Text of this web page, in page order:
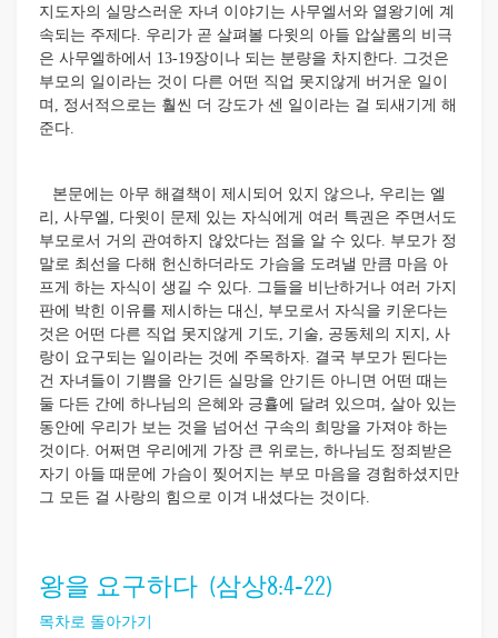
지도자의 실망스러운 자녀 이야기는 사무엘서와 열왕기에 계
속되는 주제다. 우리가 곧 살펴볼 다윗의 아들 압살롬의 비극
은 사무엘하에서 13-19장이나 되는 분량을 차지한다. 그것은
부모의 일이라는 것이 다른 어떤 직업 못지않게 버거운 일이
며, 정서적으로는 훨씬 더 강도가 센 일이라는 걸 되새기게 해
준다.
본문에는 아무 해결책이 제시되어 있지 않으나, 우리는 엘
리, 사무엘, 다윗이 문제 있는 자식에게 여러 특권은 주면서도
부모로서 거의 관여하지 않았다는 점을 알 수 있다. 부모가 정
말로 최선을 다해 헌신하더라도 가슴을 도려낼 만큼 마음 아
프게 하는 자식이 생길 수 있다. 그들을 비난하거나 여러 가지
판에 박힌 이유를 제시하는 대신, 부모로서 자식을 키운다는
것은 어떤 다른 직업 못지않게 기도, 기술, 공동체의 지지, 사
랑이 요구되는 일이라는 것에 주목하자. 결국 부모가 된다는
건 자녀들이 기쁨을 안기든 실망을 안기든 아니면 어떤 때는
둘 다든 간에 하나님의 은혜와 긍휼에 달려 있으며, 살아 있는
동안에 우리가 보는 것을 넘어선 구속의 희망을 가져야 하는
것이다. 어쩌면 우리에게 가장 큰 위로는, 하나님도 정죄받은
자기 아들 때문에 가슴이 찢어지는 부모 마음을 경험하셨지만
그 모든 걸 사랑의 힘으로 이겨 내셨다는 것이다.
왕을 요구하다 (삼상8:4-22)
목차로 돌아가기